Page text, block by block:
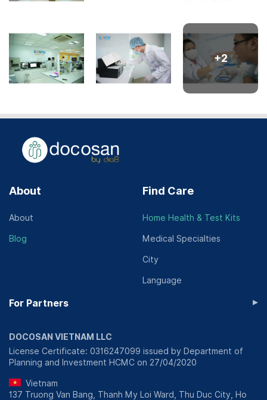
+2
About
About
Blog
Find Care
Home Health & Test Kits
Medical Specialties
City
Language
For Partners ▸
DOCOSAN VIETNAM LLC
License Certificate: 0316247099 issued by Department of
Planning and Investment HCMC on 27/04/2020
Vietnam
137 Truong Van Bang, Thanh My Loi Ward, Thu Duc City, Ho